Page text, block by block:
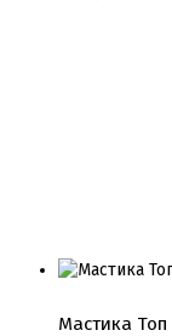
Мастика Топ